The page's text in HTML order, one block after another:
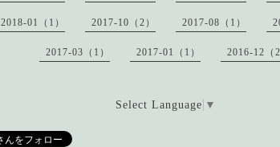
2018-01（1） 2017-10（2） 2017-08（1）
2017-03（1） 2017-01（1） 2016-12（2
Select Language ▼